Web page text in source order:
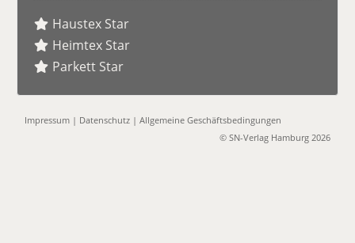
Haustex Star
Heimtex Star
Parkett Star
Impressum | Datenschutz |Allgemeine Geschäftsbedingungen
© SN-Verlag Hamburg 2026